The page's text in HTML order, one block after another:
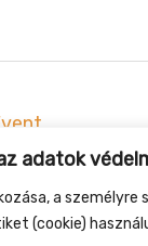
adatok
a
(cookie)